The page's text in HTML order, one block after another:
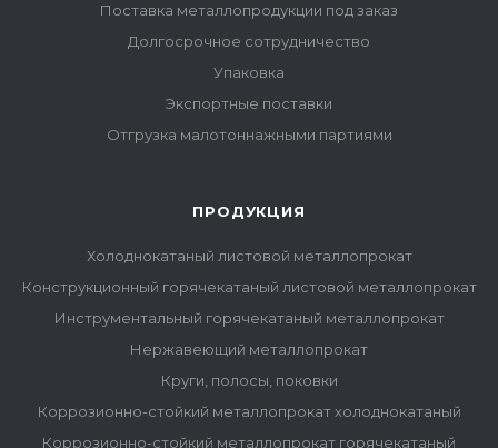
Поставка металлопродукции под заказ
Долгосрочное сотрудничество
Упаковка
Экспортные поставки
Отгрузка малотоннажными партиями
ПРОДУКЦИЯ
Холоднокатаный листовой металлопрокат
Конструкционный горячекатаный листовой металлопрокат
Инструментальный горячекатаный металлопрокат
Нержавеющий металлопрокат
Круги, полосы, поковки
Коррозионно-стойкий металлопрокат холоднокатаный
Коррозионно-стойкий металлопрокат горячекатаный